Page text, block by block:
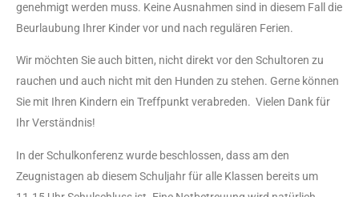
genehmigt werden muss. Keine Ausnahmen sind in diesem Fall die
Beurlaubung Ihrer Kinder vor und nach regulären Ferien.
Wir möchten Sie auch bitten, nicht direkt vor den Schultoren zu
rauchen und auch nicht mit den Hunden zu stehen. Gerne können
Sie mit Ihren Kindern ein Treffpunkt verabreden. Vielen Dank für
Ihr Verständnis!
In der Schulkonferenz wurde beschlossen, dass am den
Zeugnistagen ab diesem Schuljahr für alle Klassen bereits um